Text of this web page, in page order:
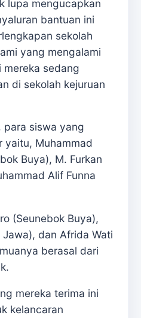
lupa mengucapkan
bantuan ini
sekolah
yang mengalami
mereka sedang
di sekolah kejuruan
para siswa yang
yaitu, Muhammad
Buya), M. Furkan
Alif Funna
(Seunebok Buya),
dan Afrida Wati
berasal dari
mereka terima ini
kelancaran